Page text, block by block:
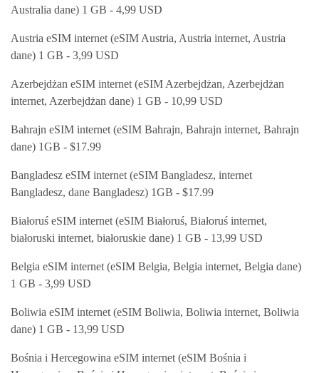
Australia dane) 1 GB - 4,99 USD
Austria eSIM internet (eSIM Austria, Austria internet, Austria
dane) 1 GB - 3,99 USD
Azerbejdżan eSIM internet (eSIM Azerbejdżan, Azerbejdżan
internet, Azerbejdżan dane) 1 GB - 10,99 USD
Bahrajn eSIM internet (eSIM Bahrajn, Bahrajn internet, Bahrajn
dane) 1GB - $17.99
Bangladesz eSIM internet (eSIM Bangladesz, internet
Bangladesz, dane Bangladesz) 1GB - $17.99
Białoruś eSIM internet (eSIM Białoruś, Białoruś internet,
białoruski internet, białoruskie dane) 1 GB - 13,99 USD
Belgia eSIM internet (eSIM Belgia, Belgia internet, Belgia dane)
1 GB - 3,99 USD
Boliwia eSIM internet (eSIM Boliwia, Boliwia internet, Boliwia
dane) 1 GB - 13,99 USD
Bośnia i Hercegowina eSIM internet (eSIM Bośnia i